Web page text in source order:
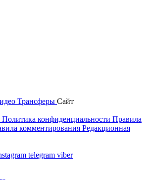
Трансферы Сайт
Политика конфиденциальности Правила
комментирования Редакционная
telegram viber